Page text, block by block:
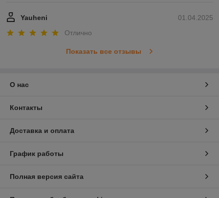
01.04.2025
Yauheni
Отлично
Показать все отзывы
О нас
Контакты
Доставка и оплата
График работы
Полная версия сайта